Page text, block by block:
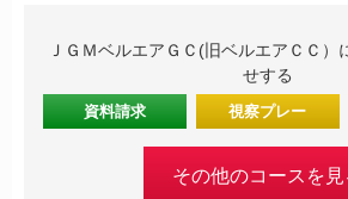
ＪＧＭベルエアＧＣ(旧ベルエアＣＣ）
せする
資料請求 視察プレー
その他のコースを見